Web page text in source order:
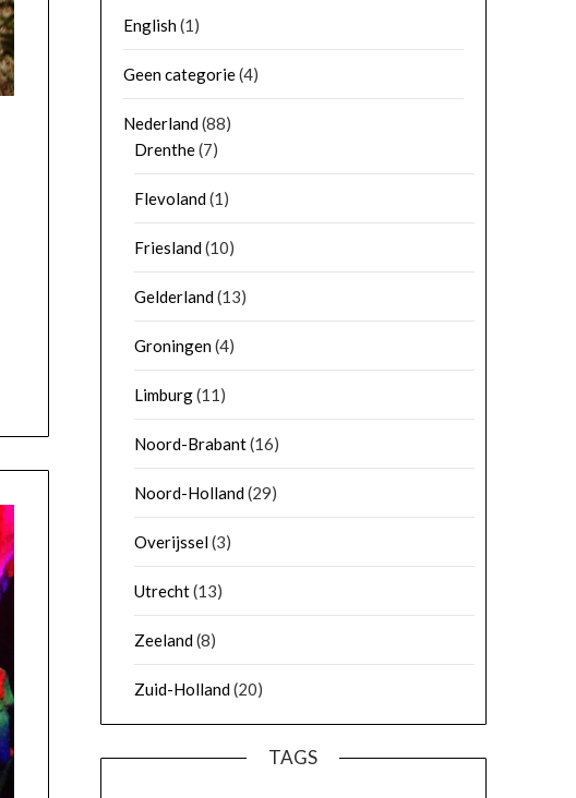
English(1)
Geen categorie(4)
Nederland(88)
Drenthe(7)
Flevoland(1)
Friesland(10)
Gelderland(13)
Groningen(4)
Limburg(11)
Noord-Brabant(16)
Noord-Holland(29)
Overijssel(3)
Utrecht(13)
Zeeland(8)
Zuid-Holland(20)
TAGS